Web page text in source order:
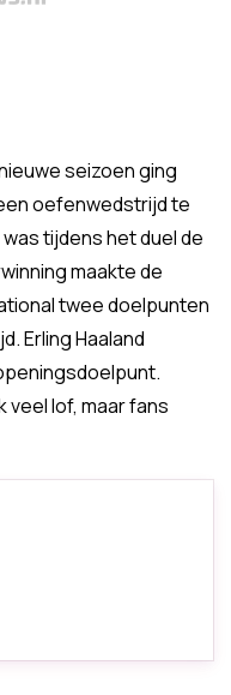
seizoen ging
oefenwedstrijd te
tijdens het duel de
maakte de
twee doelpunten
Erling Haaland
lof, maar fans